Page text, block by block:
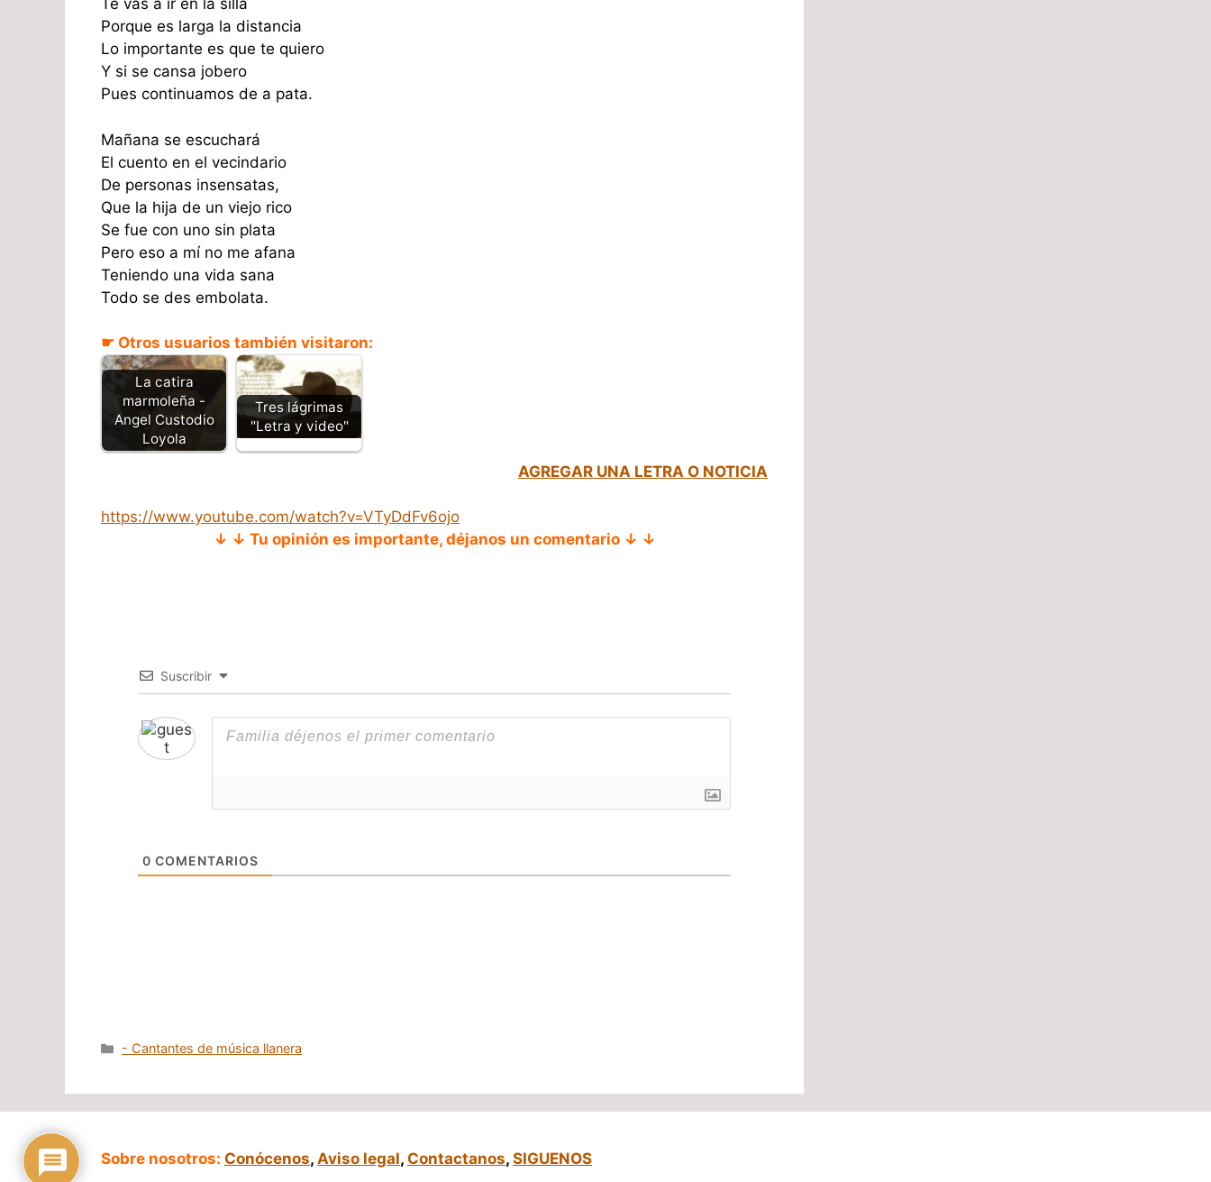
Te vas a ir en la silla
Porque es larga la distancia
Lo importante es que te quiero
Y si se cansa jobero
Pues continuamos de a pata.
Mañana se escuchará
El cuento en el vecindario
De personas insensatas,
Que la hija de un viejo rico
Se fue con uno sin plata
Pero eso a mí no me afana
Teniendo una vida sana
Todo se des embolata.
☛ Otros usuarios también visitaron:
La catira
marmoleña -
Angel Custodio
Loyola
Tres lágrimas
"Letra y video"
AGREGAR UNA LETRA O NOTICIA
https://www.youtube.com/watch?v=VTyDdFv6ojo
↓ ↓ Tu opinión es importante, déjanos un comentario ↓ ↓
Suscribir
0 COMENTARIOS
Categorías
- Cantantes de música llanera
Sobre nosotros: Conócenos, Aviso legal, Contactanos, SIGUENOS